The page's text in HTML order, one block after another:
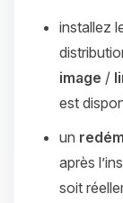
installez
image /
est
un
après
soit